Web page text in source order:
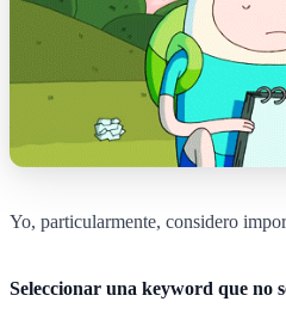
Yo, particularmente, considero
Seleccionar una keyword que no